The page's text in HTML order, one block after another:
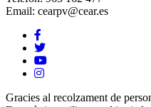
Email: cearpv@cear.es
Gracies al recolzament de